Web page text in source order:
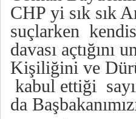
CHP yi sık sık
suçlarken
davası açtığını
Kişiliğini ve
kabul ettiği
da